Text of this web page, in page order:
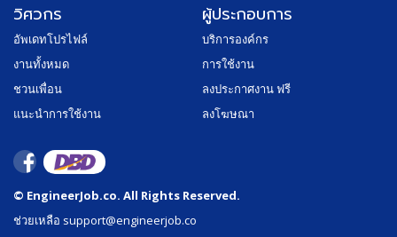
วิศวกร
อัพเดทโปรไฟล์
งานทั้งหมด
ชวนเพื่อน
แนะนำการใช้งาน
ผู้ประกอบการ
บริการองค์กร
การใช้งาน
ลงประกาศงาน ฟรี
ลงโฆษณา
© EngineerJob.co. All Rights Reserved.
ช่วยเหลือ support@engineerjob.co